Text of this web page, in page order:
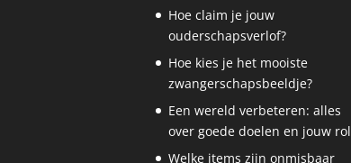
Hoe claim je jouw
ouderschapsverlof?
Hoe kies je het mooiste
zwangerschapsbeeldje?
Een wereld verbeteren: alles
over goede doelen en jouw rol
Welke items zijn onmisbaar